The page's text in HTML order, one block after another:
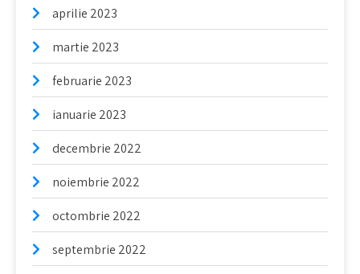
aprilie 2023
martie 2023
februarie 2023
ianuarie 2023
decembrie 2022
noiembrie 2022
octombrie 2022
septembrie 2022